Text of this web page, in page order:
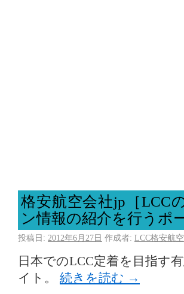
格安航空会社jp［LCC
ン情報の紹介を行うポ
投稿日: 2012年6月27日 作成者: LCC格安航
日本でのLCC定着を目指す
イト。 続きを読む →